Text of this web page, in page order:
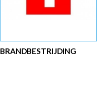
BRANDBESTRIJDING